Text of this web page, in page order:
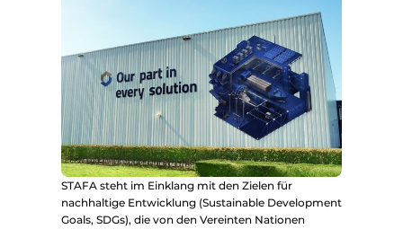
STAFA steht im Einklang mit den Zielen für
nachhaltige Entwicklung (Sustainable Development
Goals, SDGs), die von den Vereinten Nationen